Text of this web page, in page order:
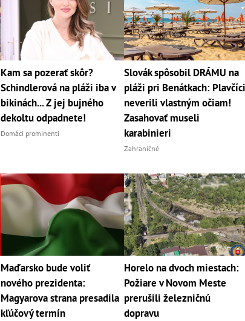
Kam sa pozerať skôr?
Schindlerová na pláži iba v
bikinách... Z jej bujného
dekoltu odpadnete!
Domáci prominenti
Slovák spôsobil DRÁMU na
pláži pri Benátkach: Plavčíci
neverili vlastným očiam!
Zasahovať museli
karabinieri
Zahraničné
Maďarsko bude voliť
nového prezidenta:
Magyarova strana presadila
kľúčový termín
Horelo na dvoch miestach:
Požiare v Novom Meste
prerušili železničnú
dopravu